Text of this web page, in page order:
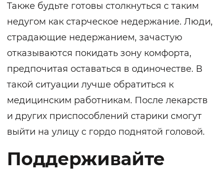
Также будьте готовы столкнуться с таким
недугом как старческое недержание. Люди,
страдающие недержанием, зачастую
отказываются покидать зону комфорта,
предпочитая оставаться в одиночестве. В
такой ситуации лучше обратиться к
медицинским работникам. После лекарств
и других приспособлений старики смогут
выйти на улицу с гордо поднятой головой.
Поддерживайте